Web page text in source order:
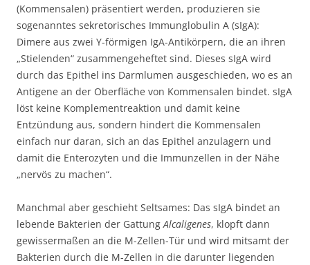
(Kommensalen) präsentiert werden, produzieren sie
sogenanntes sekretorisches Immunglobulin A (sIgA):
Dimere aus zwei Y-förmigen IgA-Antikörpern, die an ihren
„Stielenden“ zusammengeheftet sind. Dieses sIgA wird
durch das Epithel ins Darmlumen ausgeschieden, wo es an
Antigene an der Oberfläche von Kommensalen bindet. sIgA
löst keine Komplementreaktion und damit keine
Entzündung aus, sondern hindert die Kommensalen
einfach nur daran, sich an das Epithel anzulagern und
damit die Enterozyten und die Immunzellen in der Nähe
„nervös zu machen“.
Manchmal aber geschieht Seltsames: Das sIgA bindet an
lebende Bakterien der GattungAlcaligenes, klopft dann
gewissermaßen an die M-Zellen-Tür und wird mitsamt der
Bakterien durch die M-Zellen in die darunter liegenden